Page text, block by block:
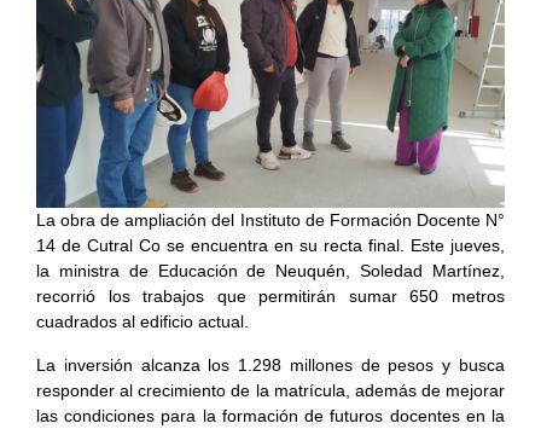
La obra de ampliación del Instituto de Formación Docente N°
14 de Cutral Co se encuentra en su recta final. Este jueves,
la ministra de Educación de Neuquén, Soledad Martínez,
recorrió los trabajos que permitirán sumar 650 metros
cuadrados al edificio actual.
La inversión alcanza los 1.298 millones de pesos y busca
responder al crecimiento de la matrícula, además de mejorar
las condiciones para la formación de futuros docentes en la